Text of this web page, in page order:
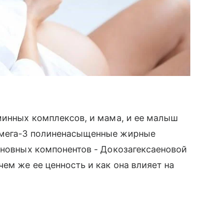
комплексов, и мама, и ее малыш
3 полиненасыщенные жирные
компонентов - Докозагексаеновой
же ее ценность и как она влияет на